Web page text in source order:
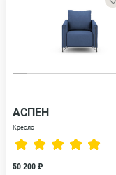
АСПЕН
Кресло
50 200 ₽